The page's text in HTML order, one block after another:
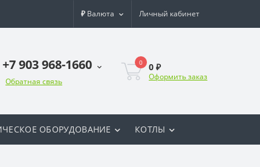
₽ Валюта Личный кабинет
+7 903 968-1660
Обратная связь
0 0 ₽
Оформить заказ
ОБОРУДОВАНИЕ КОТЛЫ